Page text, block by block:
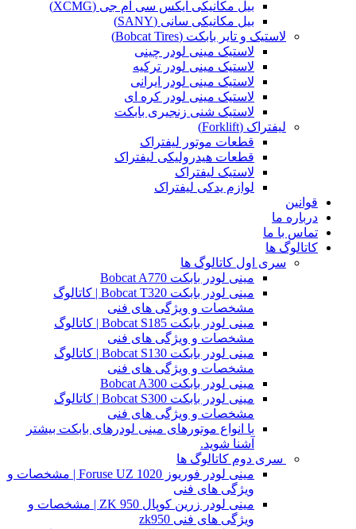
بیل مکانیکی ایکس سی ام جی (XCMG)
بیل مکانیکی سانی (SANY)
لاستیک و تایر بابکت (Bobcat Tires)
لاستیک مینی لودر چینی
لاستیک مینی لودر ترکیه
لاستیک مینی لودر ایرانی
لاستیک مینی لودر کره ای
لاستیک شنی زنجیری بابکت
لیفتراک (Forklift)
قطعات موتور لیفتراک
قطعات هیدرولیکی لیفتراک
لاستیک لیفتراک
لوازم یدکی لیفتراک
قوانین
درباره ما
تماس با ما
کاتالوگ ها
سری اول کاتالوگ ها
مینی لودر بابکت Bobcat A770
مینی لودر بابکت Bobcat T320 | کاتالوگ
مشخصات و ویژگی های فنی
مینی لودر بابکت Bobcat S185 | کاتالوگ
مشخصات و ویژگی های فنی
مینی لودر بابکت Bobcat S130 | کاتالوگ
مشخصات و ویژگی های فنی
مینی لودر بابکت Bobcat A300
مینی لودر بابکت Bobcat S300 | کاتالوگ
مشخصات و ویژگی های فنی
با انواع موتورهای مینی لودرهای بابکت بیشتر
آشنا شوید.
سری دوم کاتالوگ ها
مینی لودر فوریوز Foruse UZ 1020 | مشخصات و
ویژگی های فنی
مینی لودر زرین کوپال ZK 950 | مشخصات و
ویژگی های فنی zk950